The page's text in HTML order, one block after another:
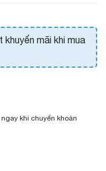
mãi khi mua
khi chuyển khoản